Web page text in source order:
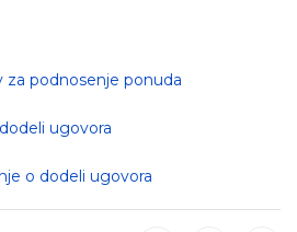
za podnosenje ponuda
ugovora
o dodeli ugovora